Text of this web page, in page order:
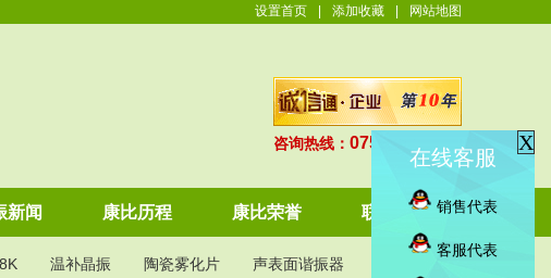
设置首页 添加收藏 网站地图
咨询热线： 0755-27876201
新闻 康比历程 康比荣誉 联系康比
温补晶振 陶瓷雾化片 声表面谐振器
在线客服
X
销售代表
客服代表